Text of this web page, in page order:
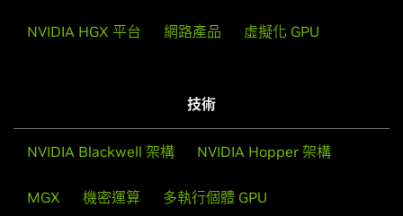
NVIDIA HGX 平台 網路產品 虛擬化 GPU
技術
NVIDIA Blackwell 架構 NVIDIA Hopper 架構
MGX 機密運算 多執行個體 GPU